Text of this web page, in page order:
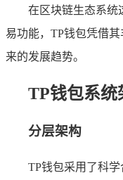
在区块链生态系统
易功能，TP钱包凭借
来的发展趋势。
TP钱包系统
分层架构
TP钱包采用了科